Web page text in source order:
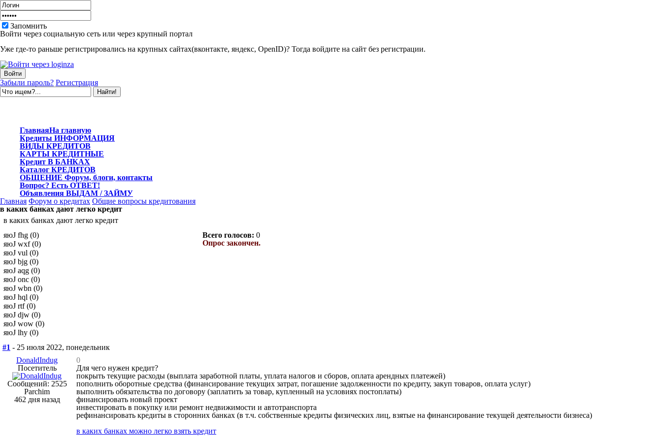
Запомнить
Войти через социальную сеть или через крупный портал
Уже где-то раньше регистрировались на крупных сайтах(вконтакте, яндекс, OpenID)? Тогда войдите на сайт без регистрации.
Забыли пароль? Регистрация
ГлавнаяНа главную
Кредиты ИНФОРМАЦИЯ
ВИДЫ КРЕДИТОВ
КАРТЫ КРЕДИТНЫЕ
Кредит В БАНКАХ
Каталог КРЕДИТОВ
ОБЩЕНИЕ Форум, блоги, контакты
Вопрос? Есть ОТВЕТ!
Объявления ВЫДАМ / ЗАЙМУ
Главная Форум о кредитах Общие вопросы кредитования
в каких банках дают легко кредит
в каких банках дают легко кредит
яюJ fhg (0)
яюJ wxf (0)
яюJ vul (0)
яюJ bjg (0)
яюJ aqg (0)
яюJ onc (0)
яюJ wbn (0)
яюJ hql (0)
яюJ rtf (0)
яюJ djw (0)
яюJ wow (0)
яюJ lhy (0)
Всего голосов: 0
Опрос закончен.
#1 - 25 июля 2022, понедельник
DonaldIndug
Посетитель
Сообщений: 2525
Parchim
462 дня назад
0
Для чего нужен кредит?
покрыть текущие расходы (выплата заработной платы, уплата налогов и сборов, оплата арендных платежей)
пополнить оборотные средства (финансирование текущих затрат, погашение задолженности по кредиту, закуп товаров, оплата услуг)
выполнить обязательства по договору (заплатить за товар, купленный на условиях постоплаты)
финансировать новый проект
инвестировать в покупку или ремонт недвижимости и автотранспорта
рефинансировать кредиты в сторонних банках (в т.ч. собственные кредиты физических лиц, взятые на финансирование текущей деятельности бизнеса)
в каких банках можно легко взять кредит